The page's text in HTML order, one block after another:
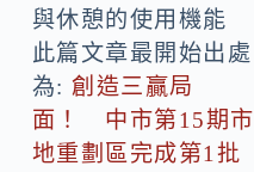
與休憩的使用機能
此篇文章最開始出處
為:創造三贏局
面！ 中市第15期市
地重劃區完成第1批